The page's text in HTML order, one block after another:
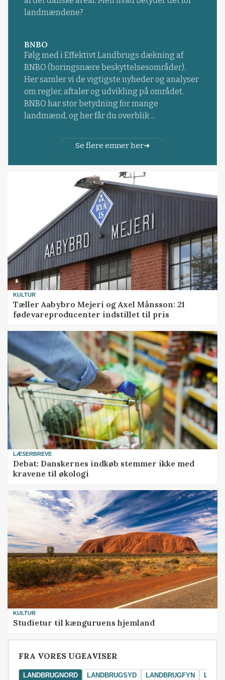
landmændene?
BNBO
Følg med i Effektivt Landbrugs dækning af
BNBO (boringsnære beskyttelsesområder).
Her samler vi de vigtigste nyheder og analyser
om regler, aftaler og udvikling på området.
BNBO har stor betydning for mange
landmænd, og her får du overblik ...
Se flere emner her
KULTUR
Tæller Aabybro Mejeri og Axel Månsson: 21
fødevareproducenter indstillet til pris
LÆSERBREVE
Debat: Danskernes indkøb stemmer ikke med
kravene til økologi
KULTUR
Studietur til kænguruens hjemland
FRA VORES UGEAVISER
LANDBRUGNORD LANDBRUGSYD LANDBRUGFYN